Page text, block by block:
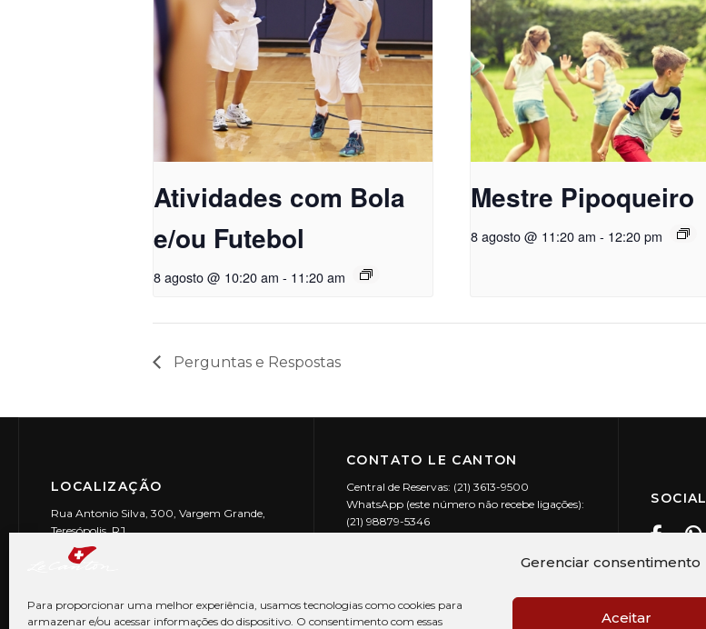
Gerenciar consentimento
Para proporcionar uma melhor experiência, usamos tecnologias como cookies para
armazenar e/ou acessar informações do dispositivo. O consentimento com essas
Aceitar
Atividades com Bola
e/ou Futebol
8 agosto @ 10:20 am - 11:20 am
Mestre Pipoqueiro
8 agosto @ 11:20 am - 12:20 pm
Perguntas e Respostas
LOCALIZAÇÃO
Rua Antonio Silva, 300, Vargem Grande,
Teresópolis, RJ
CEP: 25990-150
CONTATO LE CANTON
Central de Reservas: (21) 3613-9500
WhatsApp (este número não recebe ligações):
(21) 98879-5346
SOCIAL